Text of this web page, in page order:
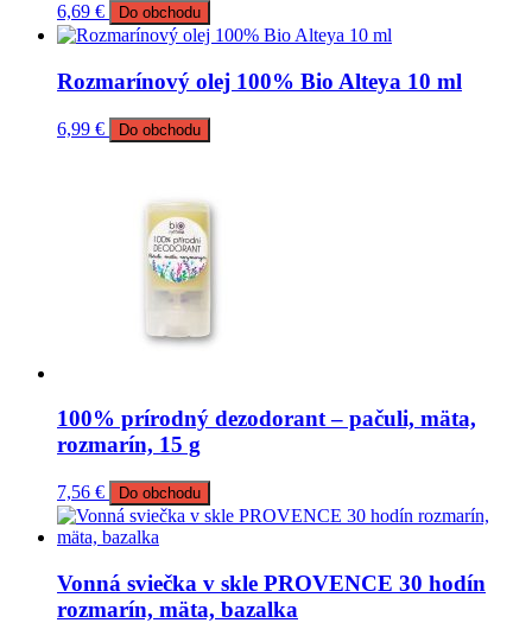
6,69 € Do obchodu
Rozmarínový olej 100% Bio Alteya 10 ml
6,99 € Do obchodu
100% prírodný dezodorant – pačuli, mäta,
rozmarín, 15 g
7,56 € Do obchodu
Vonná sviečka v skle PROVENCE 30 hodín
rozmarín, mäta, bazalka